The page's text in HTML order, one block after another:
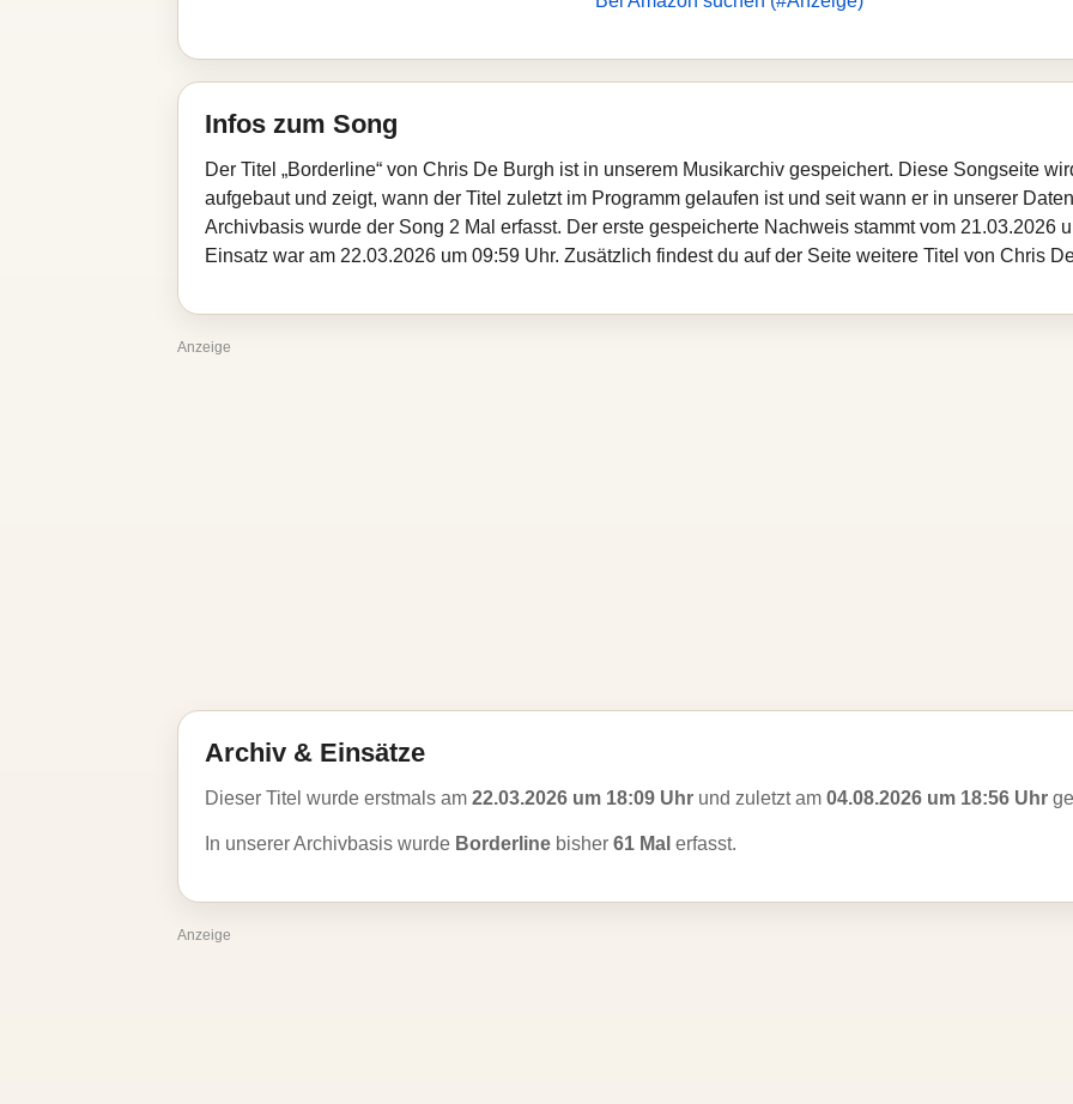
Infos zum Song
Der Titel „Borderline“ von Chris De Burgh ist in unserem Musikarchiv gespeichert. Diese Songseite
aufgebaut und zeigt, wann der Titel zuletzt im Programm gelaufen ist und seit wann er in unserer
Archivbasis wurde der Song 2 Mal erfasst. Der erste gespeicherte Nachweis stammt vom 21.03.2026
Einsatz war am 22.03.2026 um 09:59 Uhr. Zusätzlich findest du auf der Seite weitere Titel von Chris
Anzeige
Archiv & Einsätze
Dieser Titel wurde erstmals am 22.03.2026 um 18:09 Uhr und zuletzt am 04.08.2026 um 18:56 Uhr
In unserer Archivbasis wurde Borderline bisher 61 Mal erfasst.
Anzeige